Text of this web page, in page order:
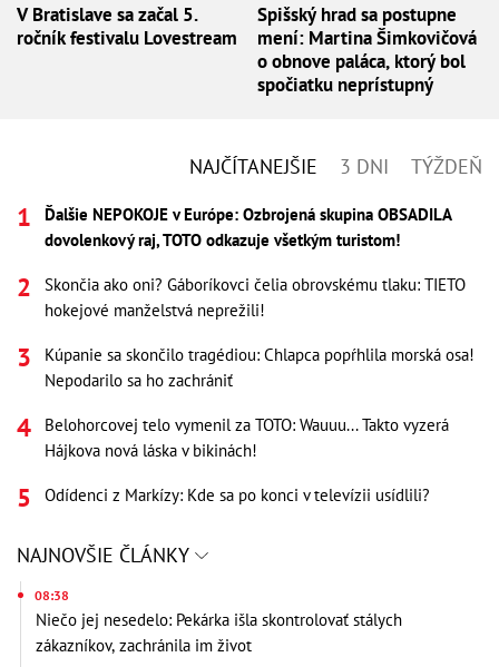
V Bratislave sa začal 5.
ročník festivalu Lovestream
Spišský hrad sa postupne
mení: Martina Šimkovičová
o obnove paláca, ktorý bol
spočiatku neprístupný
NAJČÍTANEJŠIE 3 DNI TÝŽDEŇ
Ďalšie NEPOKOJE v Európe: Ozbrojená skupina OBSADILA
dovolenkový raj, TOTO odkazuje všetkým turistom!
Skončia ako oni? Gáboríkovci čelia obrovskému tlaku: TIETO
hokejové manželstvá neprežili!
Kúpanie sa skončilo tragédiou: Chlapca popŕhlila morská osa!
Nepodarilo sa ho zachrániť
Belohorcovej telo vymenil za TOTO: Wauuu... Takto vyzerá
Hájkova nová láska v bikinách!
Odídenci z Markízy: Kde sa po konci v televízii usídlili?
NAJNOVŠIE ČLÁNKY
08:38
Niečo jej nesedelo: Pekárka išla skontrolovať stálych
zákazníkov, zachránila im život